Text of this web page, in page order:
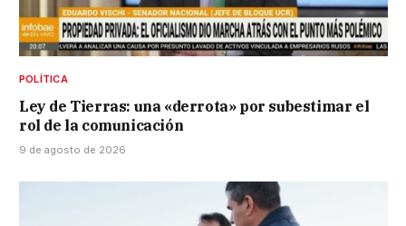
POLÍTICA
Ley de Tierras: una «derrota» por subestimar el
rol de la comunicación
9 de agosto de 2026